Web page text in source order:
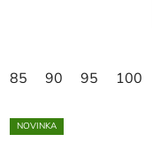
85 90 95 100
NOVINKA